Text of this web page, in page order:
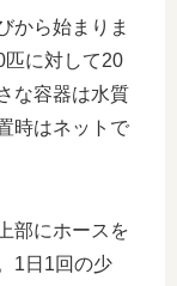
から始まりま
匹に対して20
な容器は水質
時はネットで
部にホースを
1日1回の少